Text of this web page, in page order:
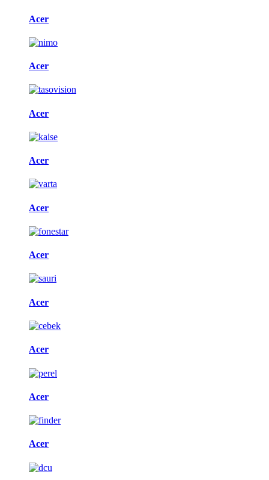
Acer
Acer
Acer
Acer
Acer
Acer
Acer
Acer
Acer
Acer